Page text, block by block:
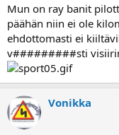
Mun on ray banit
päähän niin ei ole
ehdottomasti ei
v#########sti
Vonikka